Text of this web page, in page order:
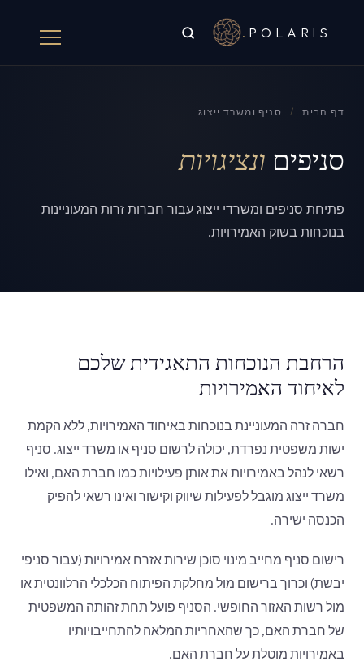
POLARIS
.
דף הבית / סניף ומשרד ייצוג
סניפים ונציגויות
פתיחת סניפים ומשרדי ייצוג עבור חברות זרות המעוניינות
בנוכחות בשוק האמירויות.
הרחבת הנוכחות התאגידית שלכם
לאיחוד האמירויות
חברה זרה המעוניינת בנוכחות באיחוד האמירויות, ללא הקמת
ישות משפטית נפרדת, יכולה לרשום סניף או משרד ייצוג. סניף
רשאי לנהל באמירויות את אותן פעילויות כמו חברת האם, ואילו
משרד ייצוג מוגבל לפעילות שיווק וקישור ואינו רשאי להפיק
הכנסה ישירה.
רישום סניף מחייב מינוי סוכן שירות אזרח אמירויות (עבור סניפי
יבשת) וכרוך ברישום מול מחלקת הפיתוח הכלכלי הרלוונטית או
מול רשות האזור החופשי. הסניף פועל תחת זהותה המשפטית
של חברת האם, כך שהאחריות המלאה להתחייבויותיו
באמירויות מוטלת על חברת האם.